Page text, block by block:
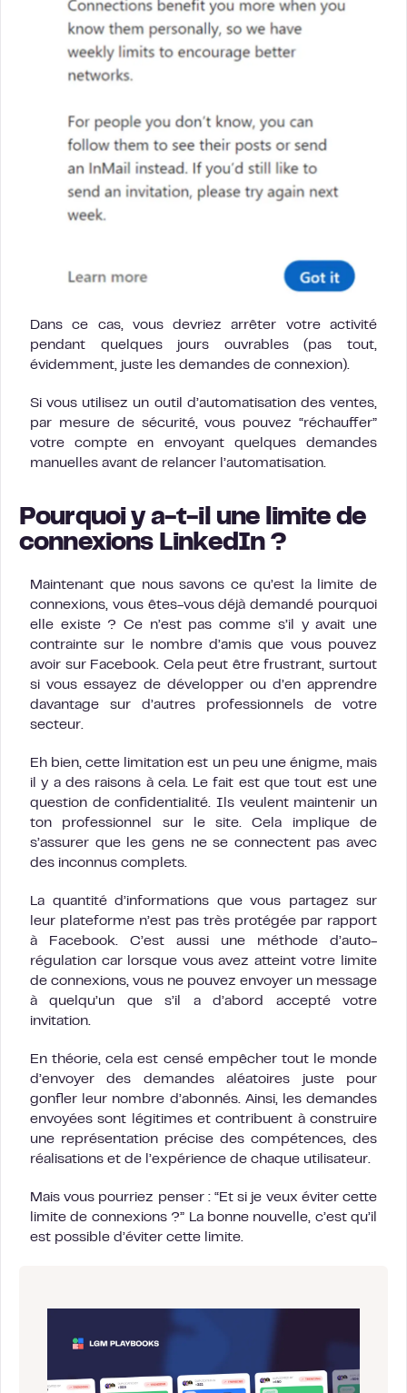
Dans ce cas, vous devriez arrêter votre activité
pendant quelques jours ouvrables (pas tout,
évidemment, juste les demandes de connexion).
Si vous utilisez un outil d’automatisation des ventes,
par mesure de sécurité, vous pouvez “réchauffer”
votre compte en envoyant quelques demandes
manuelles avant de relancer l’automatisation.
Pourquoi y a-t-il une limite de
connexions LinkedIn ?
Maintenant que nous savons ce qu’est la limite de
connexions, vous êtes-vous déjà demandé pourquoi
elle existe ? Ce n’est pas comme s’il y avait une
contrainte sur le nombre d’amis que vous pouvez
avoir sur Facebook. Cela peut être frustrant, surtout
si vous essayez de développer ou d’en apprendre
davantage sur d’autres professionnels de votre
secteur.
Eh bien, cette limitation est un peu une énigme, mais
il y a des raisons à cela. Le fait est que tout est une
question de confidentialité. Ils veulent maintenir un
ton professionnel sur le site. Cela implique de
s’assurer que les gens ne se connectent pas avec
des inconnus complets.
La quantité d’informations que vous partagez sur
leur plateforme n’est pas très protégée par rapport
à Facebook. C’est aussi une méthode d’auto-
régulation car lorsque vous avez atteint votre limite
de connexions, vous ne pouvez envoyer un message
à quelqu’un que s’il a d’abord accepté votre
invitation.
En théorie, cela est censé empêcher tout le monde
d’envoyer des demandes aléatoires juste pour
gonfler leur nombre d’abonnés. Ainsi, les demandes
envoyées sont légitimes et contribuent à construire
une représentation précise des compétences, des
réalisations et de l’expérience de chaque utilisateur.
Mais vous pourriez penser : “Et si je veux éviter cette
limite de connexions ?” La bonne nouvelle, c’est qu’il
est possible d’éviter cette limite.